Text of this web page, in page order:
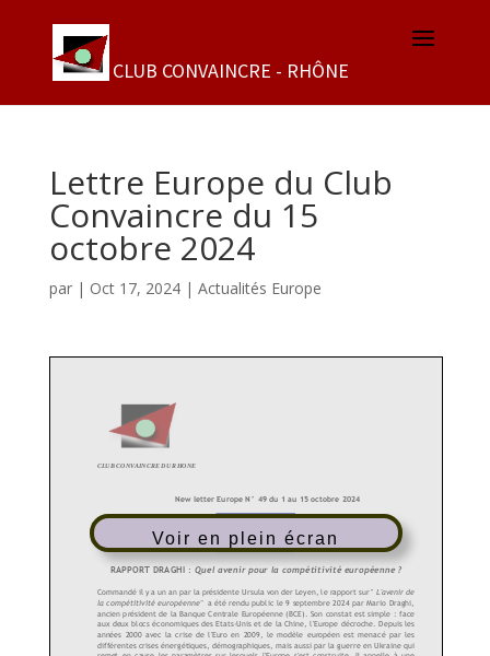
Lettre Europe du Club
Convaincre du 15
octobre 2024
par | Oct 17, 2024| Actualités Europe
Voir en plein écran